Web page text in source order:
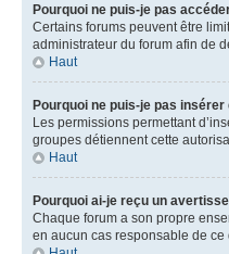
Pourquoi ne puis-je pas
Certains forums peuvent être
administrateur du forum afin de
Haut
Pourquoi ne puis-je pas
Les permissions permettant
groupes détiennent cette
Haut
Pourquoi ai-je reçu un
Chaque forum a son propre
en aucun cas responsable de ce